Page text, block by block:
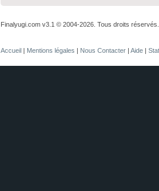
Finalyugi.com v3.1 © 2004-2026. Tous droits
Accueil Mentions légales Nous Contacter Aide